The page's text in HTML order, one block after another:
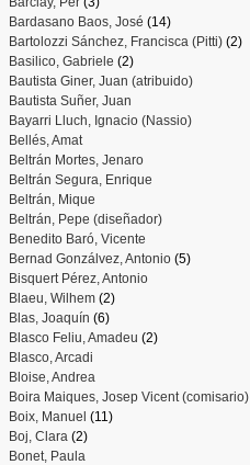
Bardasano Baos, José (14)
Bartolozzi Sánchez, Francisca (Pitti)(2)
Basilico, Gabriele (2)
Bautista Giner, Juan (atribuido)
Bautista Suñer, Juan
Bayarri Lluch, Ignacio (Nassio)
Bellés, Amat
Beltrán Mortes, Jenaro
Beltrán Segura, Enrique
Beltrán, Mique
Beltrán, Pepe (diseñador)
Benedito Baró, Vicente
Bernad Gonzálvez, Antonio(5)
Bisquert Pérez, Antonio
Blaeu, Wilhem(2)
Blas, Joaquín (6)
Blasco Feliu, Amadeu (2)
Blasco, Arcadi
Bloise, Andrea
Boira Maiques, Josep Vicent (comisario)
Boix, Manuel (11)
Boj, Clara (2)
Bonet, Paula